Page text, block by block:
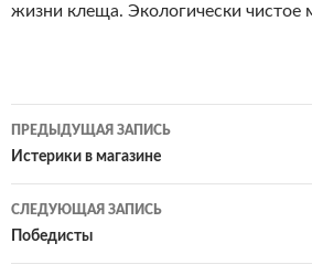
жизни клеща. Экологически чистое
Навигация
по
записям
ПРЕДЫДУЩАЯ ЗАПИСЬ
Истерики в магазине
СЛЕДУЮЩАЯ ЗАПИСЬ
Победисты